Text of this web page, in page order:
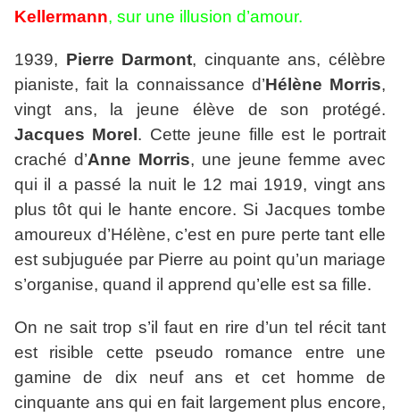
Kellermann, sur une illusion d’amour.
1939, Pierre Darmont, cinquante ans, célèbre
pianiste, fait la connaissance d’Hélène Morris,
vingt ans, la jeune élève de son protégé.
Jacques Morel . Cette jeune fille est le portrait
craché d’Anne Morris, une jeune femme avec
qui il a passé la nuit le 12 mai 1919, vingt ans
plus tôt qui le hante encore. Si Jacques tombe
amoureux d’Hélène, c’est en pure perte tant elle
est subjuguée par Pierre au point qu’un mariage
s’organise, quand il apprend qu’elle est sa fille.
On ne sait trop s’il faut en rire d’un tel récit tant
est risible cette pseudo romance entre une
gamine de dix neuf ans et cet homme de
cinquante ans qui en fait largement plus encore,